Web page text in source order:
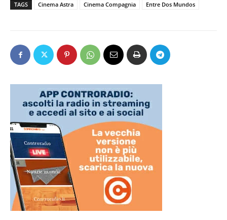
TAGS Cinema Astra Cinema Compagnia Entre Dos Mundos